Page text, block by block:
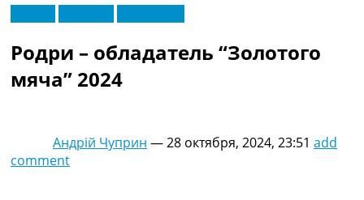
МенюНовости футбола
Видео
Трансферы
Конкурс прогнозов
Родри – обладатель “Золотого
мяча” 2024
Андрій Чуприн —28 октября, 2024, 23:51 add
comment